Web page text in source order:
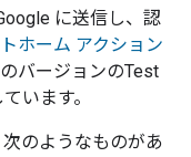
に送信し、認
ホーム アクション
バージョンのTest
います。
のようなものがあ